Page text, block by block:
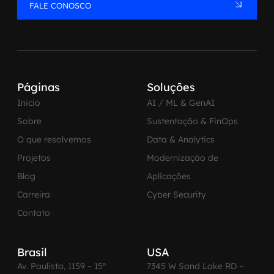
Suporte a banco de dados
Billing Cloud
Gestão de infraestrutura
Escalar com segurança
DevSecOps
FALE CONOSCO
Páginas
Inicio
Sobre
O que resolvemos
Projetos
Blog
Carreira
Contato
Soluções
AI / ML & GenAI
Sustentação & FinOps
Data & Analytics
Modernização de
Aplicações
Cyber Security
Brasil
Av. Paulista, 1159 – 15º
USA
7345 W Sand Lake RD –